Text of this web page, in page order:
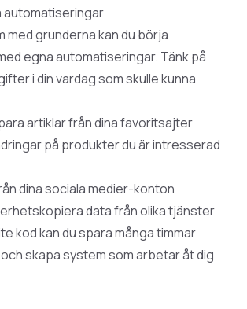
automatiseringar
med grunderna kan du börja
egna automatiseringar. Tänk på
i din vardag som skulle kunna
artiklar från dina favoritsajter
på produkter du är intresserad
dina sociala medier-konton
data från olika tjänster
kod kan du spara många timmar
skapa system som arbetar åt dig